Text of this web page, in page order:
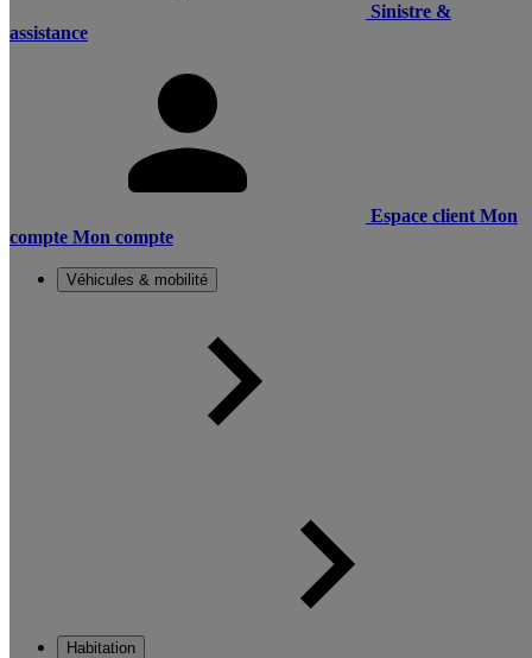
Sinistre &
assistance
Espace client Mon
compte Mon compte
Véhicules & mobilité
Habitation